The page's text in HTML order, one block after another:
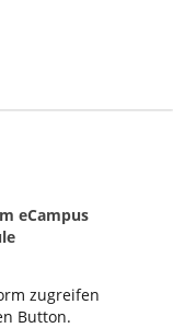
eCampus
zugreifen
Button.